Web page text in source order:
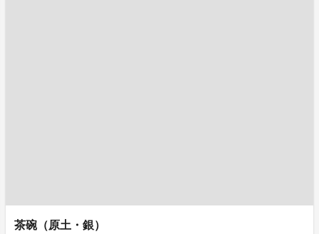
茶碗（原土・銀）